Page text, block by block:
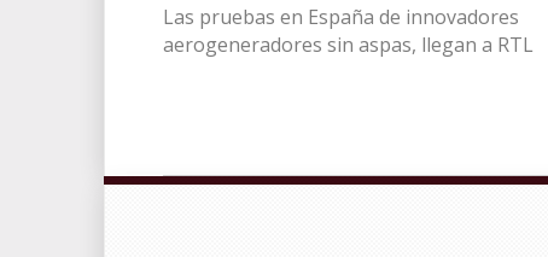
Las pruebas en España de innovadores
aerogeneradores sin aspas, llegan a RTL